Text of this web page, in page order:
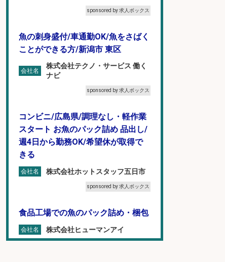
sponsored by 求人ボックス
魚の刺身盛付/車通勤OK/魚をさばく
ことができる方/新潟市 東区
会社名
株式会社テクノ・サービス 働く
ナビ
sponsored by 求人ボックス
コンビニ/広島県/調理なし・軽作業
スタート お魚のパック詰め 品出し/
週4日から勤務OK/希望休が取得で
きる
会社名 株式会社ホットスタッフ五日市
sponsored by 求人ボックス
食品工場での魚のパック詰め・梱包
会社名 株式会社ヒューマンアイ